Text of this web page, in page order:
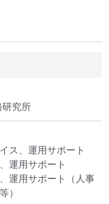
究所
ス、運用サポート
運用サポート
運用サポート（人事
）